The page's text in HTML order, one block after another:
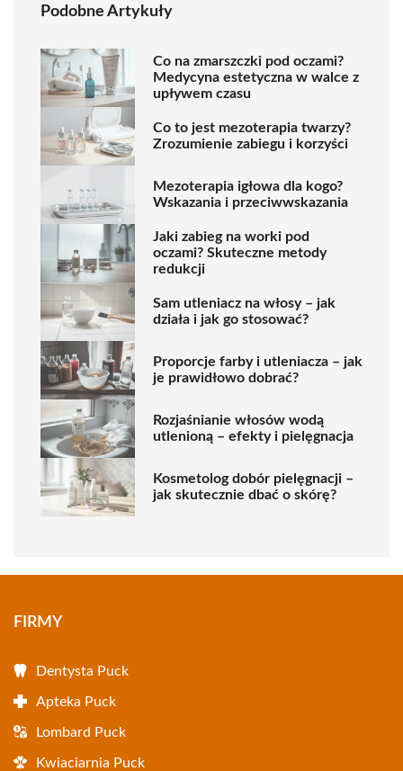
Podobne Artykuły
Co na zmarszczki pod oczami?
Medycyna estetyczna w walce z
upływem czasu
Co to jest mezoterapia twarzy?
Zrozumienie zabiegu i korzyści
Mezoterapia igłowa dla kogo?
Wskazania i przeciwwskazania
Jaki zabieg na worki pod
oczami? Skuteczne metody
redukcji
Sam utleniacz na włosy – jak
działa i jak go stosować?
Proporcje farby i utleniacza – jak
je prawidłowo dobrać?
Rozjaśnianie włosów wodą
utlenioną – efekty i pielęgnacja
Kosmetolog dobór pielęgnacji –
jak skutecznie dbać o skórę?
FIRMY
Dentysta Puck
Apteka Puck
Lombard Puck
Kwiaciarnia Puck